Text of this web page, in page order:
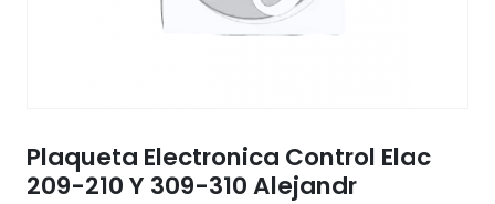
Plaqueta Electronica Control Elac
209-210 Y 309-310 Alejandr